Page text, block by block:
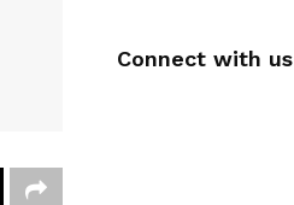
Connect with us